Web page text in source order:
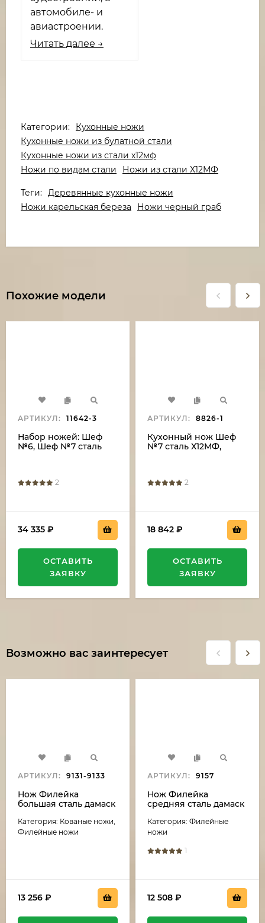
автомобиле- и
авиастроении.
Читать далее →
Категории:
Кухонные ножи
Кухонные ножи из булатной стали
Кухонные ножи из стали х12мф
Ножи по видам стали
Ножи из стали Х12МФ
Теги: Деревянные кухонные ножи
Ножи карельская береза
Ножи черный граб
Похожие модели
АРТИКУЛ: 11642-3
Набор ножей: Шеф
№6, Шеф №7 сталь
2
34 335 ₽
ОСТАВИТЬ
ЗАЯВКУ
АРТИКУЛ: 8826-1
Кухонный нож Шеф
№7 сталь Х12МФ,
2
18 842 ₽
ОСТАВИТЬ
ЗАЯВКУ
Возможно вас заинтересует
АРТИКУЛ: 9131-9133
Нож Филейка
большая сталь дамаск
зеленый и черный
граб
Категория: Кованые ножи,
Филейные ножи
13 256 ₽
АРТИКУЛ: 9157
Нож Филейка
средняя сталь дамаск
коричневый и
черный граб
Категория: Филейные
ножи
1
12 508 ₽